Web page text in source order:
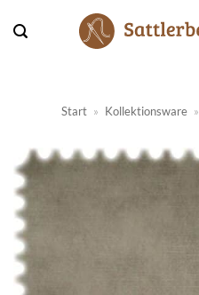
Inhalt
Start » Kollektionsware »